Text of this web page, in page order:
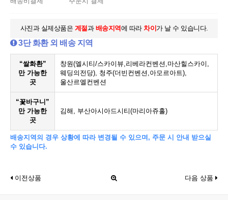
사진과 실제상품은 계절과 배송지역에 따라 차이 가 날 수 있습니다.
3단 화환 외 배송 지역
“쌀화환”
만 가능한
곳
창원(엘시티/스카이뷰,리베라컨벤션,마산힐스카이,
웨딩의전당), 청주(더빈컨벤션,아모르아트),
울산르엘컨벤션
“꽃바구니”
만 가능한
곳
김해, 부산아시아드시티(마리아쥬홀)
배송지역의 경우 상황에 따라 변경될 수 있으며, 주문 시 안내 받으실
수 있습니다.
이전상품 다음 상품